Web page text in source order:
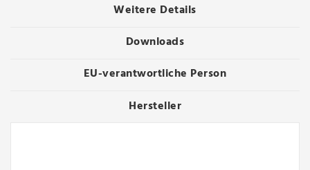
Weitere Details
Downloads
EU-verantwortliche Person
Hersteller